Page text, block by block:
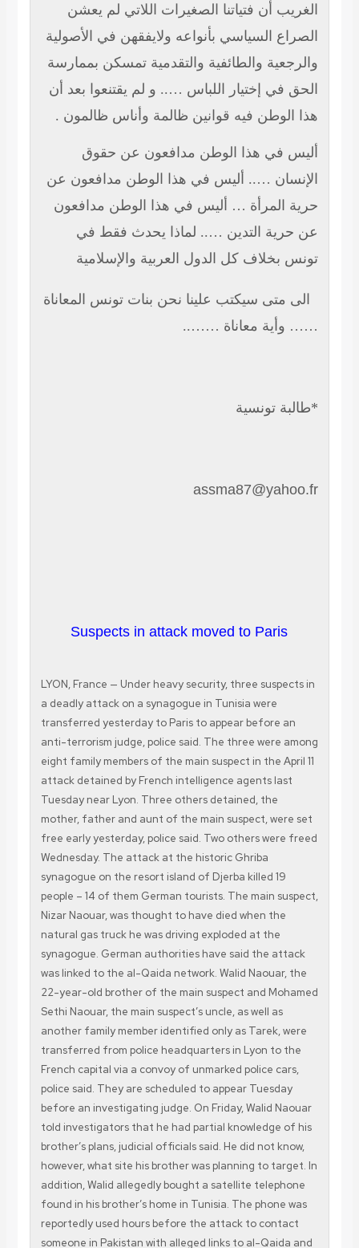
الغريب أن فتياتنا الصغيرات اللاتي لم يعشن
الصراع السياسي بأنواعه ولايفقهن في الأصولية
والرجعية والطائفية والتقدمية تمسكن بممارسة
الحق في إختيار اللباس ….. و لم يقتنعوا بعد أن
هذا الوطن فيه قوانين ظالمة وأناس ظالمون .
أليس في هذا الوطن مدافعون عن حقوق
الإنسان ….. أليس في هذا الوطن مدافعون عن
حرية المرأة … أليس في هذا الوطن مدافعون
عن حرية التدين ….. لماذا يحدث فقط في
تونس بخلاف كل الدول العربية والإسلامية
الى متى سيكتب علينا نحن بنات تونس المعاناة
…… وأية معاناة ……..
*طالبة تونسية
assma87@yahoo.fr
Suspects in attack moved to Paris
LYON, France — Under heavy security, three suspects in
a deadly attack on a synagogue in Tunisia were
transferred yesterday to Paris to appear before an
anti-terrorism judge, police said. The three were among
eight family members of the main suspect in the April 11
attack detained by French intelligence agents last
Tuesday near Lyon. Three others detained, the
mother, father and aunt of the main suspect, were set
free early yesterday, police said. Two others were freed
Wednesday. The attack at the historic Ghriba
synagogue on the resort island of Djerba killed 19
people – 14 of them German tourists. The main suspect,
Nizar Naouar, was thought to have died when the
natural gas truck he was driving exploded at the
synagogue. German authorities have said the attack
was linked to the al-Qaida network. Walid Naouar, the
22-year-old brother of the main suspect and Mohamed
Sethi Naouar, the main suspect’s uncle, as well as
another family member identified only as Tarek, were
transferred from police headquarters in Lyon to the
French capital via a convoy of unmarked police cars,
police said. They are scheduled to appear Tuesday
before an investigating judge. On Friday, Walid Naouar
told investigators that he had partial knowledge of his
brother’s plans, judicial officials said. He did not know,
however, what site his brother was planning to target. In
addition, Walid allegedly bought a satellite telephone
found in his brother’s home in Tunisia. The phone was
reportedly used hours before the attack to contact
someone in Pakistan with alleged links to al-Qaida and